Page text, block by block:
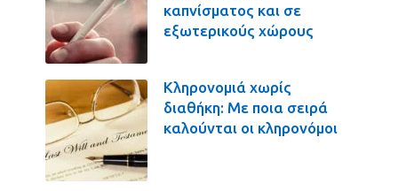
καπνίσματος και σε
εξωτερικούς χώρους
Κληρονομιά χωρίς
διαθήκη: Με ποια σειρά
καλούνται οι κληρονόμοι